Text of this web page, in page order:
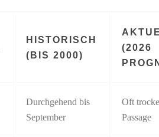
HISTORISCH
(BIS 2000)
(2026
Durchgehend bis
September
Oft
Passage